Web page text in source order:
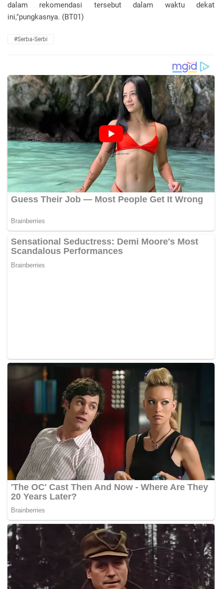
dalam rekomendasi tersebut dalam waktu dekat
ini,"pungkasnya. (BT01)
#Serba-Serbi